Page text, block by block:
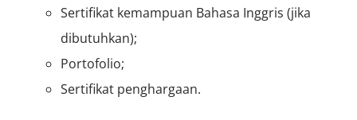
Sertifikat kemampuan Bahasa Inggris (jika
dibutuhkan);
Portofolio;
Sertifikat penghargaan.